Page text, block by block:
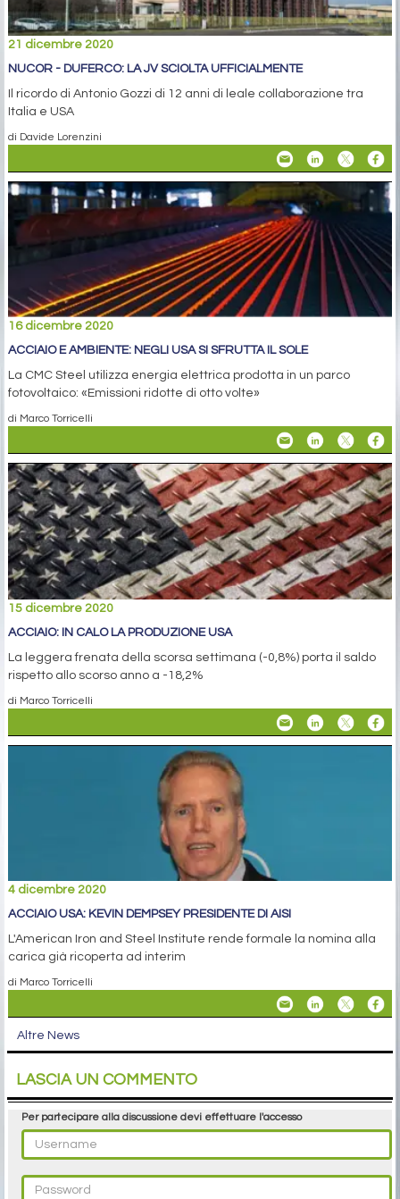
21 dicembre 2020
NUCOR - DUFERCO: LA JV SCIOLTA UFFICIALMENTE
Il ricordo di Antonio Gozzi di 12 anni di leale collaborazione tra
Italia e USA
di Davide Lorenzini
16 dicembre 2020
ACCIAIO E AMBIENTE: NEGLI USA SI SFRUTTA IL SOLE
La CMC Steel utilizza energia elettrica prodotta in un parco
fotovoltaico: «Emissioni ridotte di otto volte»
di Marco Torricelli
15 dicembre 2020
ACCIAIO: IN CALO LA PRODUZIONE USA
La leggera frenata della scorsa settimana (-0,8%) porta il saldo
rispetto allo scorso anno a -18,2%
di Marco Torricelli
4 dicembre 2020
ACCIAIO USA: KEVIN DEMPSEY PRESIDENTE DI AISI
L'American Iron and Steel Institute rende formale la nomina alla
carica già ricoperta ad interim
di Marco Torricelli
Altre News
LASCIA UN COMMENTO
Per partecipare alla discussione devi effettuare l'accesso